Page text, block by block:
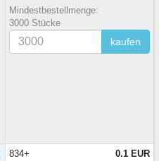
Mindestbestellmenge:
3000 Stücke
kaufen
834+
0.1 EUR